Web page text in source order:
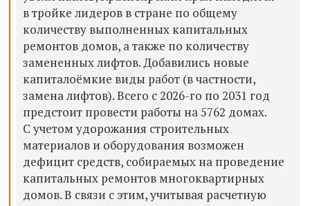
в тройке лидеров в стране по общему
количеству выполненных капитальных
ремонтов домов, а также по количеству
замененных лифтов. Добавились новые
капиталоёмкие виды работ (в частности,
замена лифтов). Всего с 2026-го по 2031 год
предстоит провести работы на 5762 домах.
С учетом удорожания строительных
материалов и оборудования возможен
дефицит средств, собираемых на проведение
капитальных ремонтов многоквартирных
домов. В связи с этим, учитывая расчетную